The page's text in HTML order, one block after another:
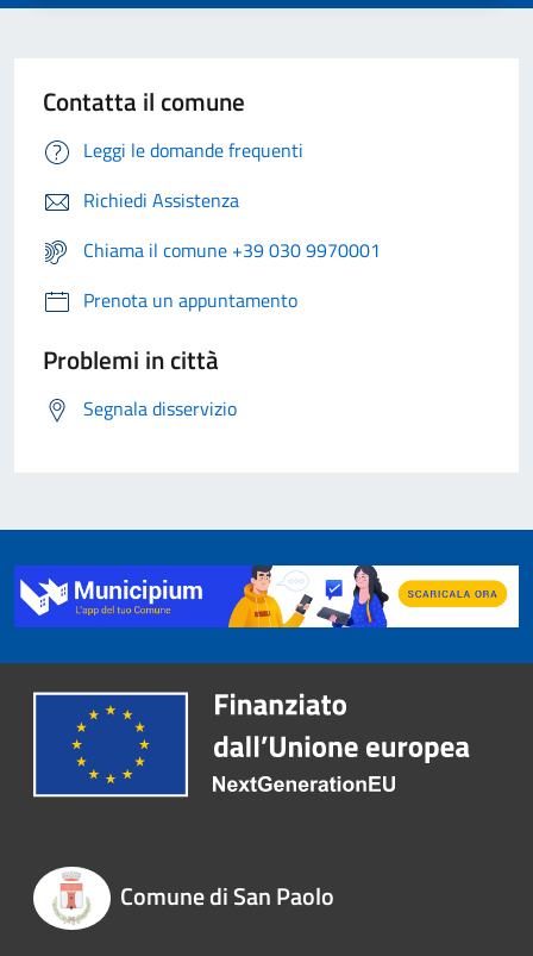
Contatta il comune
Leggi le domande frequenti
Richiedi Assistenza
Chiama il comune +39 030 9970001
Prenota un appuntamento
Problemi in città
Segnala disservizio
Comune di San Paolo